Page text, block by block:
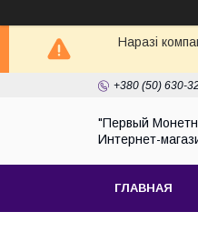
Наразі
+380 (50) 630-
"Первый
Интернет-
ГЛАВНАЯ